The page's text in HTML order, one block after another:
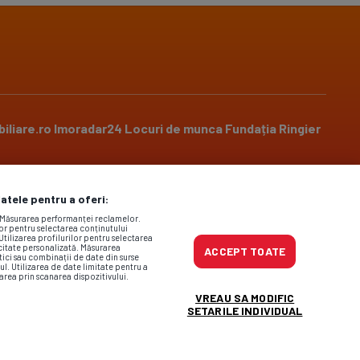
Imoradar24 Locuri de munca Fundația Ringier
șiRegulile privind
pentru a oferi:
performanței reclamelor.
pentru selectarea conținutului
profilurilor pentru selectarea
personalizată. Măsurarea
sau combinații de date din surse
Utilizarea de date limitate pentru a
prin scanarea dispozitivului.
ACCEPT TOATE
VREAU SA MODIFIC
SETARILE INDIVIDUAL